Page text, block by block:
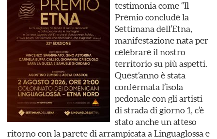
testimonia come “Il
Premio conclude la
Settimana dell’Etna,
manifestazione nata per
celebrare il nostro
territorio su più aspetti.
Quest’anno è stata
confermata l’isola
pedonale con gli artisti
di strada di giorno 1, c’è
stato anche un atteso
ritorno con la parete di arrampicata a Linguaglossa e